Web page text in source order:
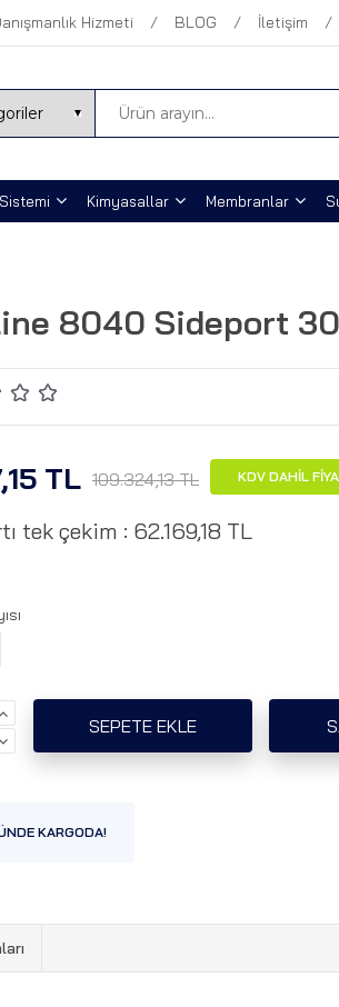
Hizmeti BLOG İletişim
Kimyasallar Membranlar
8040 Sideport
TL 109.324,13 TL KDV DAHİL
tek çekim : 62.169,18 TL